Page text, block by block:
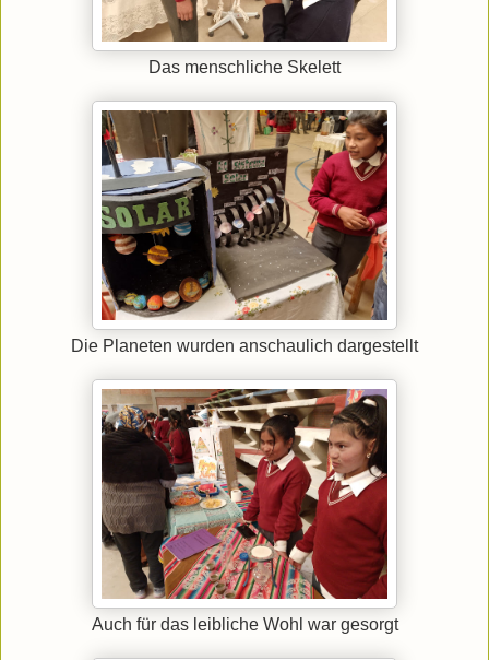
Das menschliche Skelett
Die Planeten wurden anschaulich dargestellt
Auch für das leibliche Wohl war gesorgt